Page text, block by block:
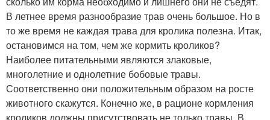
В летнее время разнообразие трав очень большое. Но в
то же время не каждая трава для кролика полезна. Итак,
остановимся на том, чем же кормить кроликов?
Наиболее питательными являются злаковые,
многолетние и однолетние бобовые травы.
Соответственно они положительным образом на росте
животного скажутся. Конечно же, в рационе кормления